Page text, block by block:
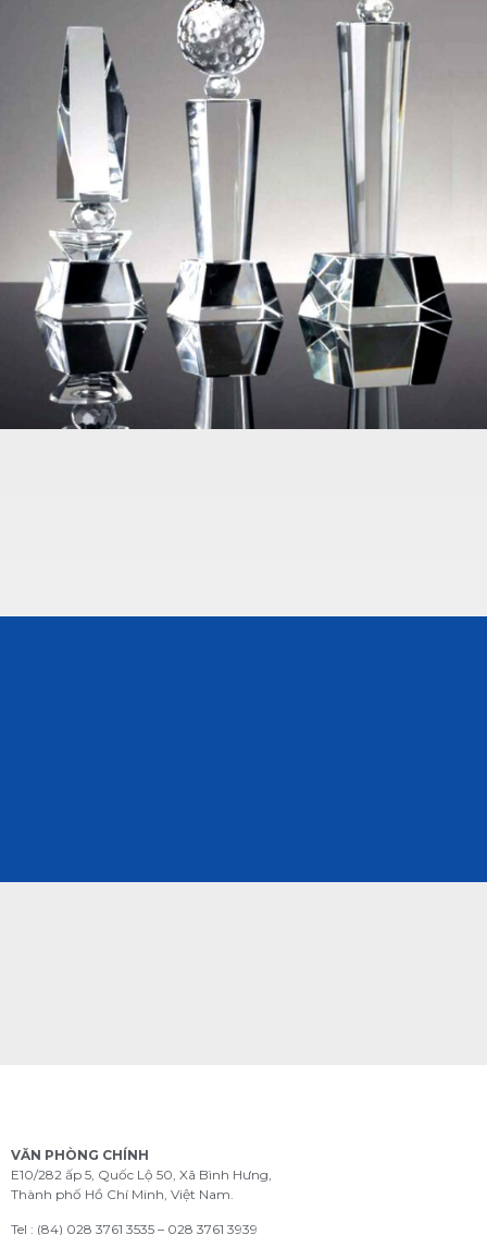
VĂN PHÒNG CHÍNH
E10/282 ấp 5, Quốc Lộ 50, Xã Bình Hưng,
Thành phố Hồ Chí Minh, Việt Nam.
Tel : (84) 028 3761 3535 – 028 3761 3939